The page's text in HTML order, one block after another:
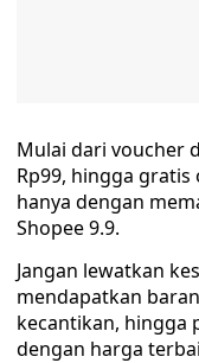
Mulai dari voucher
Rp99, hingga
hanya dengan
Shopee 9.9.
Jangan lewatkan
mendapatkan
kecantikan, hingga
dengan harga